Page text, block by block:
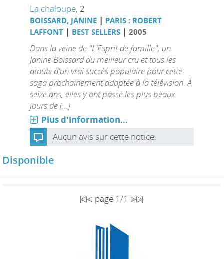
La chaloupe, 2
BOISSARD, JANINE | PARIS : ROBERT
LAFFONT| BEST SELLERS| 2005
Dans la veine de "L'Esprit de famille", un
Janine Boissard du meilleur cru et tous les
atouts d'un vrai succès populaire pour cette
saga prochainement adaptée à la télévision. À
seize ans, elles y ont passé les plus beaux
jours de [...]
Plus d'information...
Aucun avis sur cette notice.
Disponible
page 1/1